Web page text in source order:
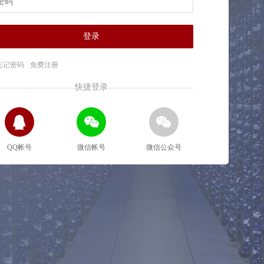
登录
记密码 免费注册
快捷登录
QQ帐号 微信帐号 微信公众号